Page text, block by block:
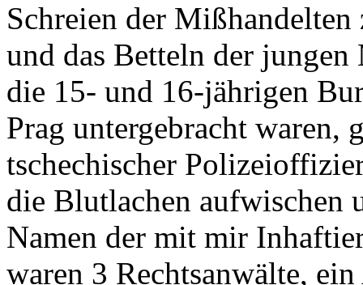
Schreien der
und das Betteln der jungen
die 15- und 16-jährigen
Prag untergebracht waren,
tschechischer
die Blutlachen aufwischen
Namen der mit mir
waren 3 Rechtsanwälte,